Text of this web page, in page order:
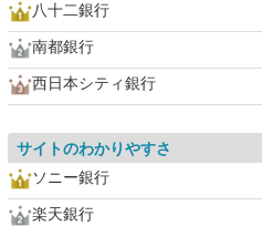
八十二銀行
南都銀行
西日本シティ銀行
サイトのわかりやすさ
ソニー銀行
楽天銀行